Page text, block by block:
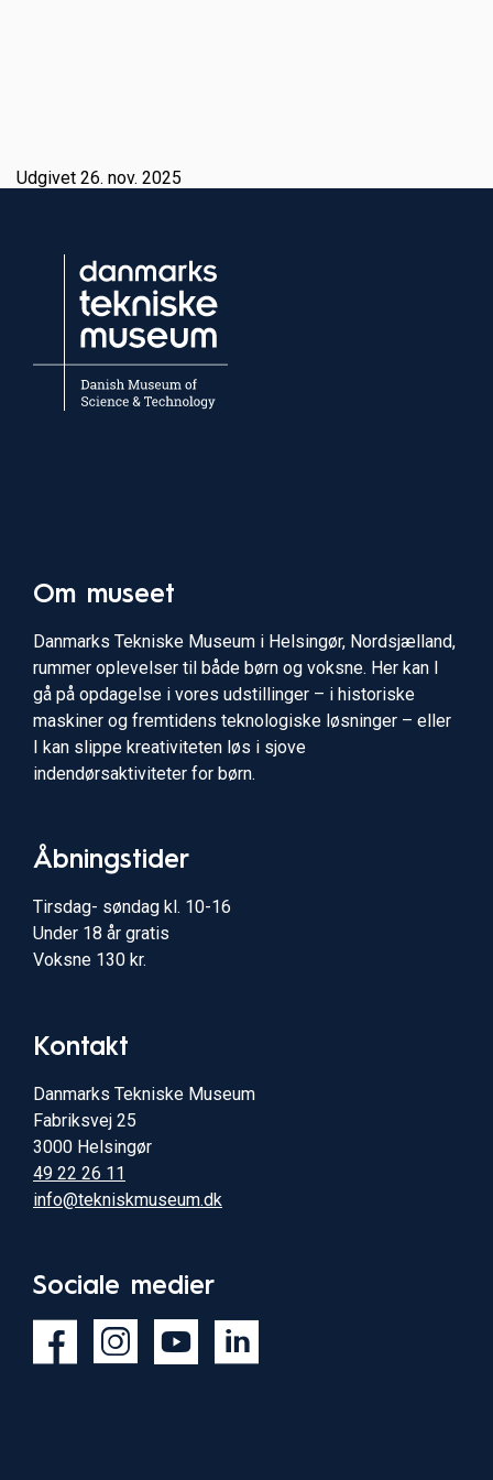
Udgivet 26. nov. 2025
Om museet
Danmarks Tekniske Museum i Helsingør, Nordsjælland,
rummer oplevelser til både børn og voksne. Her kan I
gå på opdagelse i vores udstillinger – i historiske
maskiner og fremtidens teknologiske løsninger – eller
I kan slippe kreativiteten løs i sjove
indendørsaktiviteter for børn.
Åbningstider
Tirsdag- søndag kl. 10-16
Under 18 år gratis
Voksne 130 kr.
Kontakt
Danmarks Tekniske Museum
Fabriksvej 25
3000 Helsingør
49 22 26 11
info@tekniskmuseum.dk
Sociale medier